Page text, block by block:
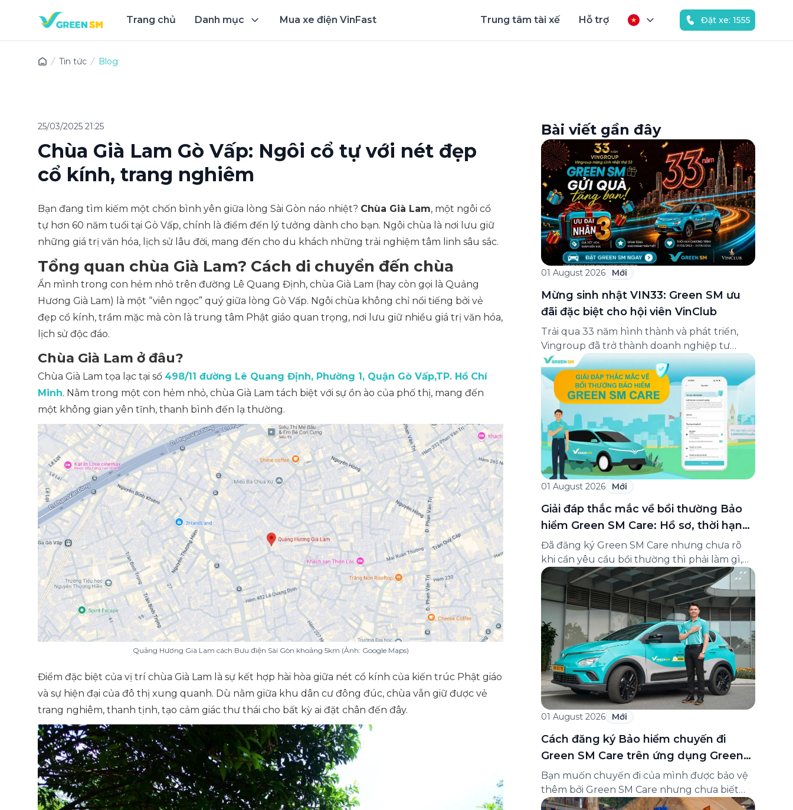
Trang chủ Danh mục Mua xe điện VinFast Trung tâm tài xế Hỗ trợ Đặt xe: 1555
Tin tức Blog
25/03/2025 21:25
Chùa Già Lam Gò Vấp: Ngôi cổ tự với nét đẹp
cổ kính, trang nghiêm
Bạn đang tìm kiếm một chốn bình yên giữa lòng Sài Gòn náo nhiệt? Chùa Già Lam, một ngôi cổ
tự hơn 60 năm tuổi tại Gò Vấp, chính là điểm đến lý tưởng dành cho bạn. Ngôi chùa là nơi lưu giữ
những giá trị văn hóa, lịch sử lâu đời, mang đến cho du khách những trải nghiệm tâm linh sâu sắc.
Tổng quan chùa Già Lam? Cách di chuyển đến chùa
Ẩn mình trong con hẻm nhỏ trên đường Lê Quang Định, chùa Già Lam (hay còn gọi là Quảng
Hương Già Lam) là một “viên ngọc” quý giữa lòng Gò Vấp. Ngôi chùa không chỉ nổi tiếng bởi vẻ
đẹp cổ kính, trầm mặc mà còn là trung tâm Phật giáo quan trọng, nơi lưu giữ nhiều giá trị văn hóa,
lịch sử độc đáo.
Chùa Già Lam ở đâu?
Chùa Già Lam tọa lạc tại số 498/11 đường Lê Quang Định, Phường 1, Quận Gò Vấp,TP. Hồ Chí
Minh. Nằm trong một con hẻm nhỏ, chùa Già Lam tách biệt với sự ồn ào của phố thị, mang đến
một không gian yên tĩnh, thanh bình đến lạ thường.
Quảng Hương Già Lam cách Bưu điện Sài Gòn khoảng 5km (Ảnh: Google Maps)
Điểm đặc biệt của vị trí chùa Già Lam là sự kết hợp hài hòa giữa nét cổ kính của kiến trúc Phật giáo
và sự hiện đại của đô thị xung quanh. Dù nằm giữa khu dân cư đông đúc, chùa vẫn giữ được vẻ
trang nghiêm, thanh tịnh, tạo cảm giác thư thái cho bất kỳ ai đặt chân đến đây.
Bài viết gần đây
01 August 2026 Mới
Mừng sinh nhật VIN33: Green SM ưu
đãi đặc biệt cho hội viên VinClub
Trải qua 33 năm hình thành và phát triển,
Vingroup đã trở thành doanh nghiệp tư
nhân đa ngành lớn nhất Việt Nam, lọt Top 30
doanh nghiệp lớn nhất Đông Nam Á theo
bảng xếp hạng của Tạp chí Fortune (Mỹ).
Nhân kỷ niệm 33 năm thành lập (8/8/1993
đến 8/8/2026), Green SM trân […]
01 August 2026 Mới
Giải đáp thắc mắc về bồi thường Bảo
hiểm Green SM Care: Hồ sơ, thời hạn
và cách liên hệ hỗ trợ
Đã đăng ký Green SM Care nhưng chưa rõ
khi cần yêu cầu bồi thường thì phải làm gì,
hồ sơ ra sao, hay giấy chứng nhận bảo hiểm
tìm ở đâu? Bài viết này tổng hợp đầy đủ các
câu hỏi thường gặp nhất về quy trình bồi
thường và hỗ trợ của Green […]
01 August 2026 Mới
Cách đăng ký Bảo hiểm chuyến đi
Green SM Care trên ứng dụng Green
SM
Bạn muốn chuyến đi của mình được bảo vệ
thêm bởi Green SM Care nhưng chưa biết
đăng ký ở đâu? Bài viết dưới đây sẽ hướng